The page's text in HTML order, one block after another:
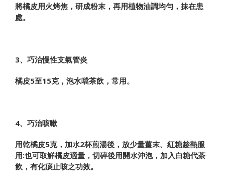
將橘皮用火烤焦，研成粉末，再用植物油調均勻，抹在患
處。
3、巧治慢性支氣管炎
橘皮5至15克，泡水噹茶飲，常用。
4、巧治咳嗽
用乾橘皮5克，加水2杯煎湯後，放少量薑末、紅糖趁熱服
用:也可取鮮橘皮適量，切碎後用開水沖泡，加入白糖代茶
飲，有化痰止咳之功效。